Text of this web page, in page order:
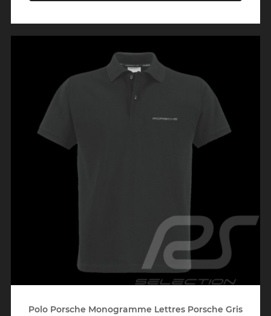
Polo Porsche Monogramme Lettres Porsche Gris